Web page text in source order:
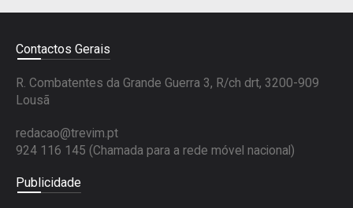
Contactos Gerais
R. Combatentes da Grande Guerra 3, R/ch drt, 3200-909
Lousã
redacao@trevim.pt
924 116 145 (Chamada para a rede móvel nacional)
Publicidade